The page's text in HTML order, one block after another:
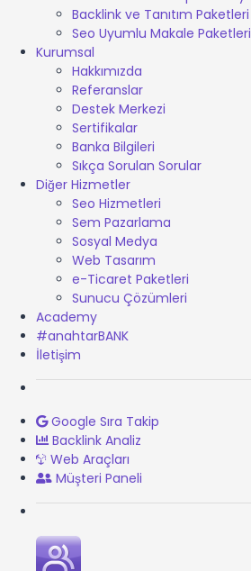
Backlink ve Tanıtım Paketleri
Seo Uyumlu Makale Paketleri
Kurumsal
Hakkımızda
Referanslar
Destek Merkezi
Sertifikalar
Banka Bilgileri
Sıkça Sorulan Sorular
Diğer Hizmetler
Seo Hizmetleri
Sem Pazarlama
Sosyal Medya
Web Tasarım
e-Ticaret Paketleri
Sunucu Çözümleri
Academy
#anahtarBANK
İletişim
Google Sıra Takip
Backlink Analiz
Web Araçları
Müşteri Paneli